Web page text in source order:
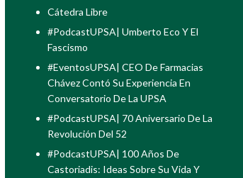
Cátedra Libre
#PodcastUPSA| Umberto Eco Y El
Fascismo
#EventosUPSA| CEO De Farmacias
Chávez Contó Su Experiencia En
Conversatorio De La UPSA
#PodcastUPSA| 70 Aniversario De La
Revolución Del 52
#PodcastUPSA| 100 Años De
Castoriadis: Ideas Sobre Su Vida Y